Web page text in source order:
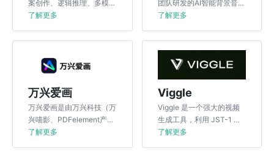
案创作、逻辑推理、多模态
理解以及多语言支持等功
了解更多
团队研发的AI智能背景音乐
配乐生成工具。BGM猫利
使用户能够根据自己的需求
快速生成个性化的背景音
乐。
了解更多
万兴爱画
万兴爱画是由万兴科技（万
兴喵影、PDFelement产品
背后的公司）推出的AIGC
了解更多
Viggle
Viggle 是一个强大的视频
生成工具，利用 JST-1 模
型实现视频和 3D 动画的创
了解更多